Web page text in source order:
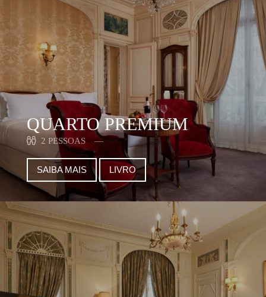
QUARTO PREMIUM
2 PESSOAS
SAIBA MAIS LIVRO